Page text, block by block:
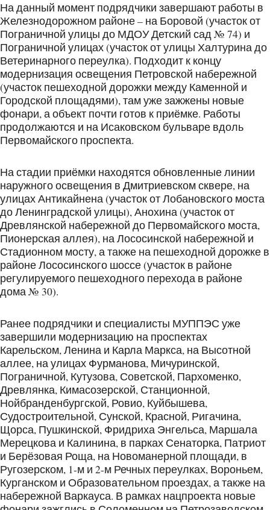
На данный момент подрядчики завершают работы в
Железнодорожном районе – на Боровой (участок от
Пограничной улицы до МДОУ Детский сад № 74) и
Пограничной улицах (участок от улицы Халтурина до
Ветеринарного переулка). Подходит к концу
модернизация освещения Петровской набережной
(участок пешеходной дорожки между Каменной и
Городской площадями), там уже зажжены новые
фонари, а объект почти готов к приёмке. Работы
продолжаются и на Исаковском бульваре вдоль
Первомайского проспекта.
На стадии приёмки находятся обновленные линии
наружного освещения в Дмитриевском сквере, на
улицах Антикайнена (участок от Лобановского моста
до Ленинградской улицы), Анохина (участок от
Древлянской набережной до Первомайского моста,
Пионерская аллея), на Лососинской набережной и
Стадионном мосту, а также на пешеходной дорожке в
районе Лососинского шоссе (участок в районе
регулируемого пешеходного перехода в районе
дома № 30).
Ранее подрядчики и специалисты МУППЭС уже
завершили модернизацию на проспектах
Карельском, Ленина и Карла Маркса, на Высотной
аллее, на улицах Фурманова, Мичуринской,
Пограничной, Кутузова, Советской, Пархоменко,
Древлянка, Кимасозерской, Станционной,
Нойбранденбургской, Ровио, Куйбышева,
Судостроительной, Сунской, Красной, Ригачина,
Щорса, Пушкинской, Фридриха Энгельса, Маршала
Мерецкова и Калинина, в парках Сенаторка, Патриот
и Берёзовая Роща, на Новоманерной площади, в
Ругозерском, 1-м и 2-м Речных переулках, Вороньем,
Курганском и Образовательном проездах, а также на
набережной Варкауса. В рамках нацпроекта новые